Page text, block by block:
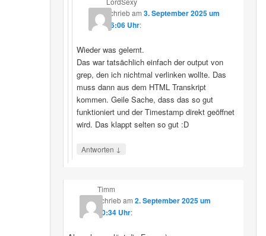
schriebam 3. September 2025 um
16:06 Uhr:
Wieder was gelernt.
Das war tatsächlich einfach der output von
grep, den ich nichtmal verlinken wollte. Das
muss dann aus dem HTML Transkript
kommen. Geile Sache, dass das so gut
funktioniert und der Timestamp direkt geöffnet
wird. Das klappt selten so gut :D
Antworten ↓
Timm
schriebam 2. September 2025 um
10:34 Uhr: